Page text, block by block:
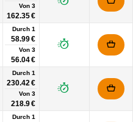
Von 3
162.35 €
Durch 1
58.99 €
Von 3
56.04 €
Durch 1
230.42 €
Von 3
218.9 €
Durch 1